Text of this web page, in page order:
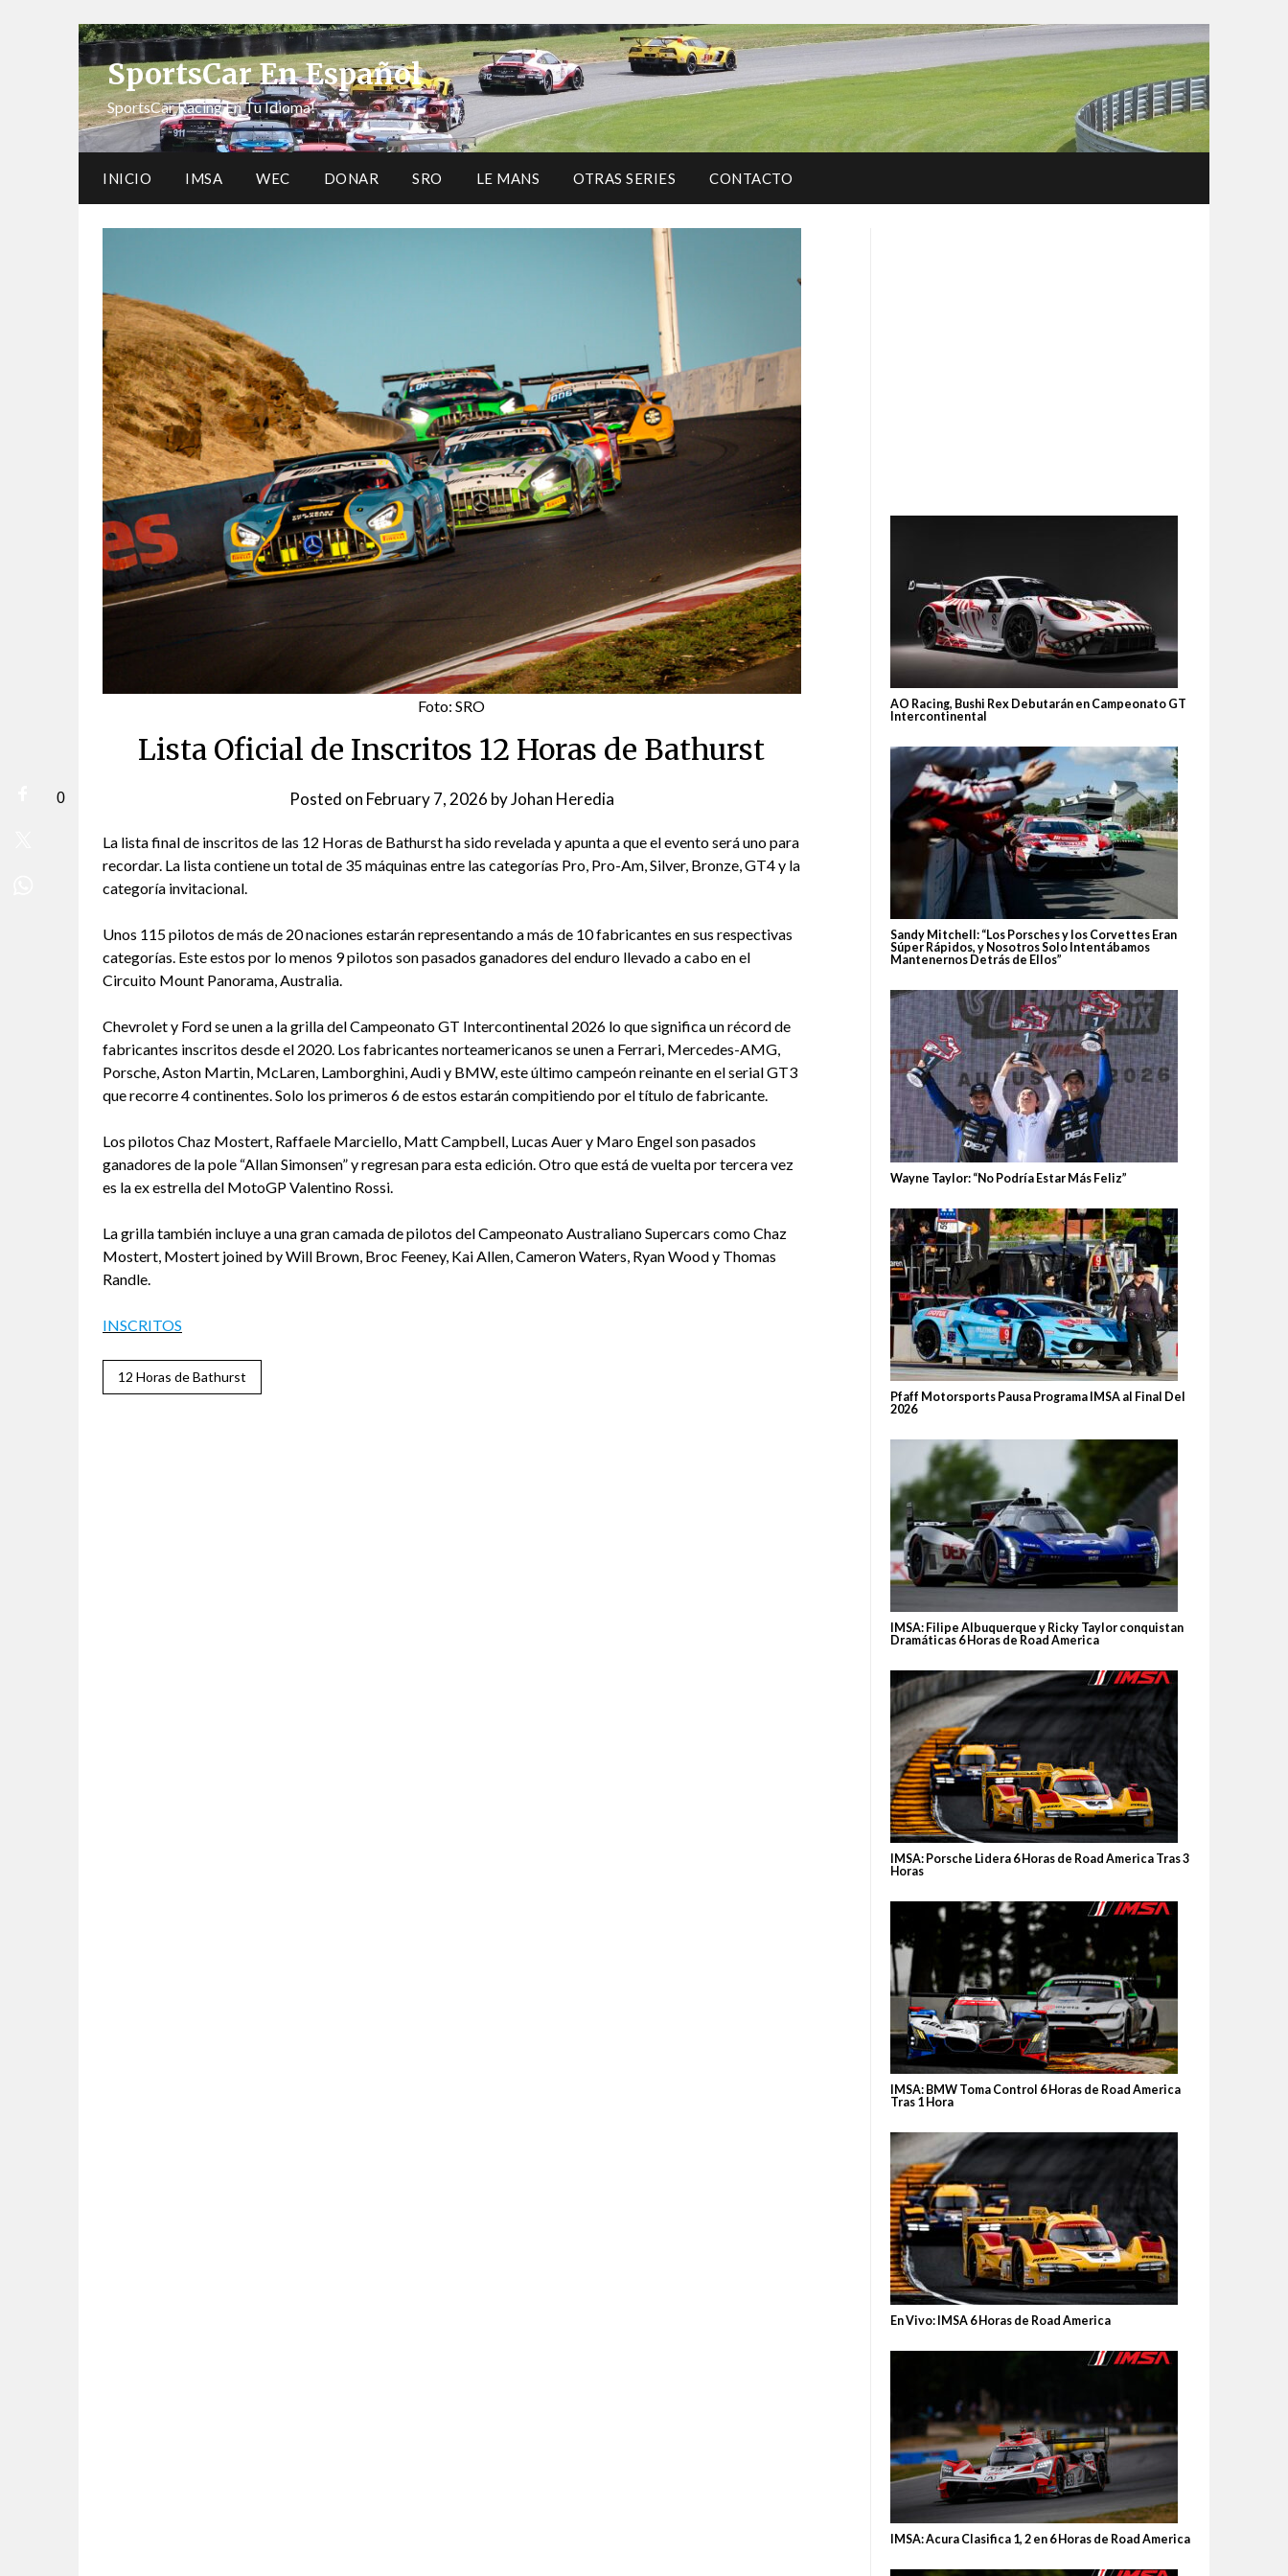
0
SportsCar En Español
SportsCar Racing En Tu Idioma!
INICIO IMSA WEC DONAR SRO LE MANS OTRAS SERIES CONTACTO
Foto: SRO
Lista Oficial de Inscritos 12 Horas de Bathurst
Posted on February 7, 2026 byJohan Heredia
La lista final de inscritos de las 12 Horas de Bathurst ha sido revelada y apunta a que el evento será uno para
recordar. La lista contiene un total de 35 máquinas entre las categorías Pro, Pro-Am, Silver, Bronze, GT4 y la
categoría invitacional.
Unos 115 pilotos de más de 20 naciones estarán representando a más de 10 fabricantes en sus respectivas
categorías. Este estos por lo menos 9 pilotos son pasados ganadores del enduro llevado a cabo en el
Circuito Mount Panorama, Australia.
Chevrolet y Ford se unen a la grilla del Campeonato GT Intercontinental 2026 lo que significa un récord de
fabricantes inscritos desde el 2020. Los fabricantes norteamericanos se unen a Ferrari, Mercedes-AMG,
Porsche, Aston Martin, McLaren, Lamborghini, Audi y BMW, este último campeón reinante en el serial GT3
que recorre 4 continentes. Solo los primeros 6 de estos estarán compitiendo por el título de fabricante.
Los pilotos Chaz Mostert, Raffaele Marciello, Matt Campbell, Lucas Auer y Maro Engel son pasados
ganadores de la pole “Allan Simonsen” y regresan para esta edición. Otro que está de vuelta por tercera vez
es la ex estrella del MotoGP Valentino Rossi.
La grilla también incluye a una gran camada de pilotos del Campeonato Australiano Supercars como Chaz
Mostert, Mostert joined by Will Brown, Broc Feeney, Kai Allen, Cameron Waters, Ryan Wood y Thomas
Randle.
INSCRITOS
12 Horas de Bathurst
AO Racing, Bushi Rex Debutarán en Campeonato GT
Intercontinental
Sandy Mitchell: “Los Porsches y los Corvettes Eran
Súper Rápidos, y Nosotros Solo Intentábamos
Mantenernos Detrás de Ellos”
Wayne Taylor: “No Podría Estar Más Feliz”
Pfaff Motorsports Pausa Programa IMSA al Final Del
2026
IMSA: Filipe Albuquerque y Ricky Taylor conquistan
Dramáticas 6 Horas de Road America
IMSA: Porsche Lidera 6 Horas de Road America Tras 3
Horas
IMSA: BMW Toma Control 6 Horas de Road America
Tras 1 Hora
En Vivo: IMSA 6 Horas de Road America
IMSA: Acura Clasifica 1, 2 en 6 Horas de Road America